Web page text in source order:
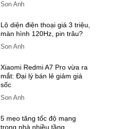
Son Anh
Lộ diện điện thoại giá 3 triệu,
màn hình 120Hz, pin trâu?
Son Anh
Xiaomi Redmi A7 Pro vừa ra
mắt: Đại lý bán lẻ giảm giá
sốc
Son Anh
5 mẹo tăng tốc độ mạng
trong nhà nhiều tầng